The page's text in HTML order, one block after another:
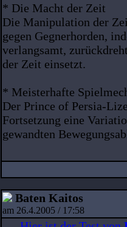
* Die Macht der Zeit
Die Manipulation der
gegen Gegnerhorden,
verlangsamt,
der Zeit einsetzt.
* Meisterhafte
Der Prince of Persia-
Fortsetzung eine
gewandten
Baten Kaitos
am 26.4.2005 / 17:58